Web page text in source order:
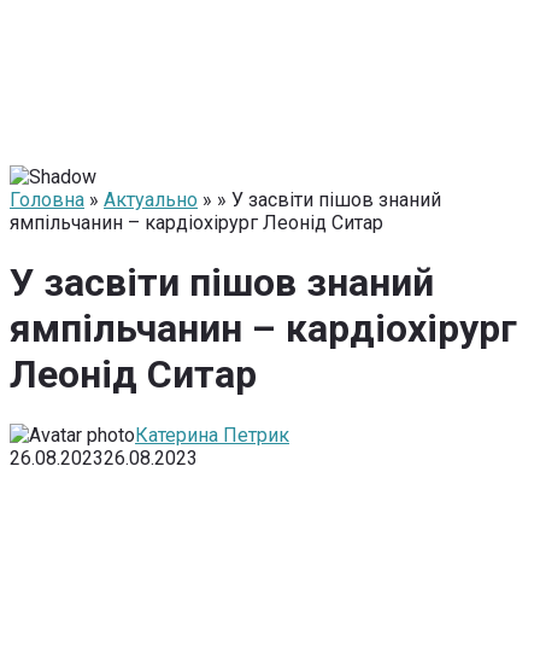
Головна » Актуально » » У засвіти пішов знаний
ямпільчанин – кардіохірург Леонід Ситар
У засвіти пішов знаний
ямпільчанин – кардіохірург
Леонід Ситар
Катерина Петрик
26.08.202326.08.2023